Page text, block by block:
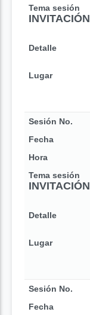
Tema sesión
INVITACIÓN
Detalle
Lugar
Sesión No.
Fecha
Hora
Tema sesión
INVITACIÓN
Detalle
Lugar
Sesión No.
Fecha